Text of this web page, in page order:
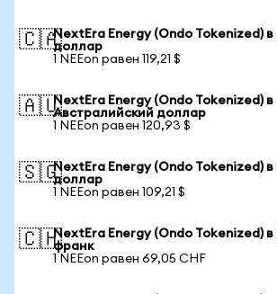
🇨🇦NextEra Energy (Ondo Tokenized)
доллар
1 NEEon равен 119,21 $
🇦🇺NextEra Energy (Ondo Tokenized) в
Австралийский доллар
1 NEEon равен 120,93 $
🇸🇬NextEra Energy (Ondo Tokenized)
доллар
1 NEEon равен 109,21 $
🇨🇭NextEra Energy (Ondo Tokenized)
франк
1 NEEon равен 69,05 CHF